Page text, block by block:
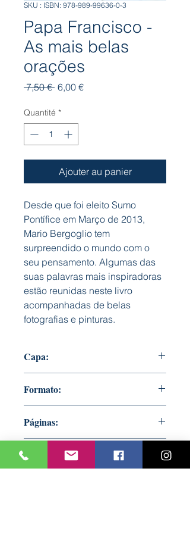
SKU : ISBN: 978-989-99636-0-3
Papa Francisco -
As mais belas
orações
7,50 € Prix
6,00 €Prix
Quantité *
Ajouter au panier
Desde que foi eleito Sumo
Pontífice em Março de 2013,
Mario Bergoglio tem
surpreendido o mundo com o
seu pensamento. Algumas das
suas palavras mais inspiradoras
estão reunidas neste livro
acompanhadas de belas
fotografias e pinturas.
Capa:
Formato:
Páginas:
Autor: